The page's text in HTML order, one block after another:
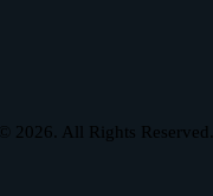
© 2026. All Rights Reserved.